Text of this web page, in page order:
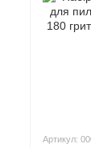
Артикул: